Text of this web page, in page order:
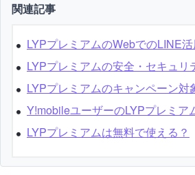
関連記事
LYPプレミアムのWebでのLINE
LYPプレミアムの安全・セキュリ
LYPプレミアムのキャンペーン対
Y!mobileユーザーのLYPプレミア
LYPプレミアムは無料で使える？